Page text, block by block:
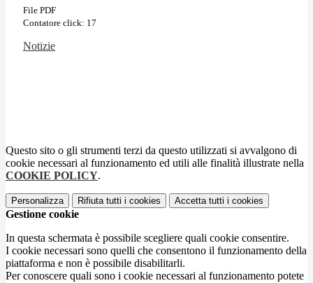
File PDF
Contatore click: 17
Notizie
Questo sito o gli strumenti terzi da questo utilizzati si avvalgono di
cookie necessari al funzionamento ed utili alle finalità illustrate nella
COOKIE POLICY.
Personalizza Rifiuta tutti i cookies Accetta tutti i cookies
Gestione cookie
In questa schermata è possibile scegliere quali cookie consentire.
I cookie necessari sono quelli che consentono il funzionamento della
piattaforma e non è possibile disabilitarli.
Per conoscere quali sono i cookie necessari al funzionamento potete